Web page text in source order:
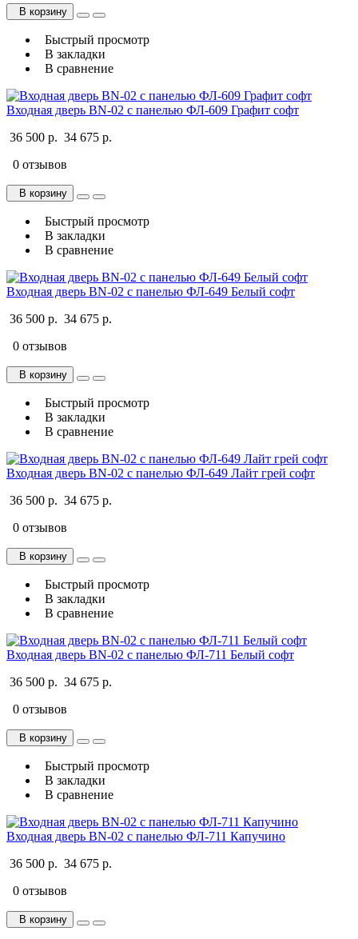
В корзину
Быстрый просмотр
В закладки
В сравнение
Входная дверь BN-02 с панелью ФЛ-609 Графит софт
36 500 р. 34 675 р.
0 отзывов
В корзину
Быстрый просмотр
В закладки
В сравнение
Входная дверь BN-02 с панелью ФЛ-649 Белый софт
36 500 р. 34 675 р.
0 отзывов
В корзину
Быстрый просмотр
В закладки
В сравнение
Входная дверь BN-02 с панелью ФЛ-649 Лайт грей софт
36 500 р. 34 675 р.
0 отзывов
В корзину
Быстрый просмотр
В закладки
В сравнение
Входная дверь BN-02 с панелью ФЛ-711 Белый софт
36 500 р. 34 675 р.
0 отзывов
В корзину
Быстрый просмотр
В закладки
В сравнение
Входная дверь BN-02 с панелью ФЛ-711 Капучино
36 500 р. 34 675 р.
0 отзывов
В корзину